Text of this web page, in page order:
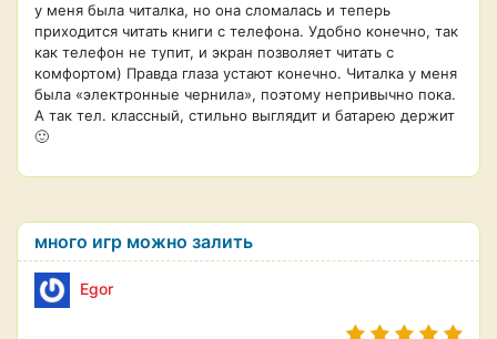
у меня была читалка, но она сломалась и теперь
приходится читать книги с телефона. Удобно конечно, так
как телефон не тупит, и экран позволяет читать с
комфортом) Правда глаза устают конечно. Читалка у меня
была «электронные чернила», поэтому непривычно пока.
А так тел. классный, стильно выглядит и батарею держит
🙂
много игр можно залить
Egor